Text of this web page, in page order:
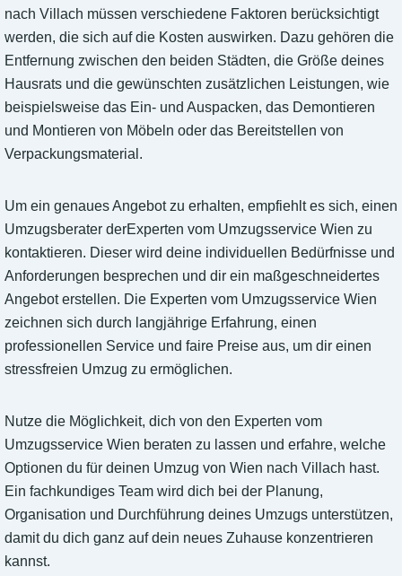
nach Villach müssen verschiedene Faktoren berücksichtigt
werden, die sich auf die Kosten auswirken. Dazu gehören die
Entfernung zwischen den beiden Städten, die Größe deines
Hausrats und die gewünschten zusätzlichen Leistungen, wie
beispielsweise das Ein- und Auspacken, das Demontieren
und Montieren von Möbeln oder das Bereitstellen von
Verpackungsmaterial.
Um ein genaues Angebot zu erhalten, empfiehlt es sich, einen
Umzugsberater derExperten vom Umzugsservice Wien zu
kontaktieren. Dieser wird deine individuellen Bedürfnisse und
Anforderungen besprechen und dir ein maßgeschneidertes
Angebot erstellen. Die Experten vom Umzugsservice Wien
zeichnen sich durch langjährige Erfahrung, einen
professionellen Service und faire Preise aus, um dir einen
stressfreien Umzug zu ermöglichen.
Nutze die Möglichkeit, dich von den Experten vom
Umzugsservice Wien beraten zu lassen und erfahre, welche
Optionen du für deinen Umzug von Wien nach Villach hast.
Ein fachkundiges Team wird dich bei der Planung,
Organisation und Durchführung deines Umzugs unterstützen,
damit du dich ganz auf dein neues Zuhause konzentrieren
kannst.